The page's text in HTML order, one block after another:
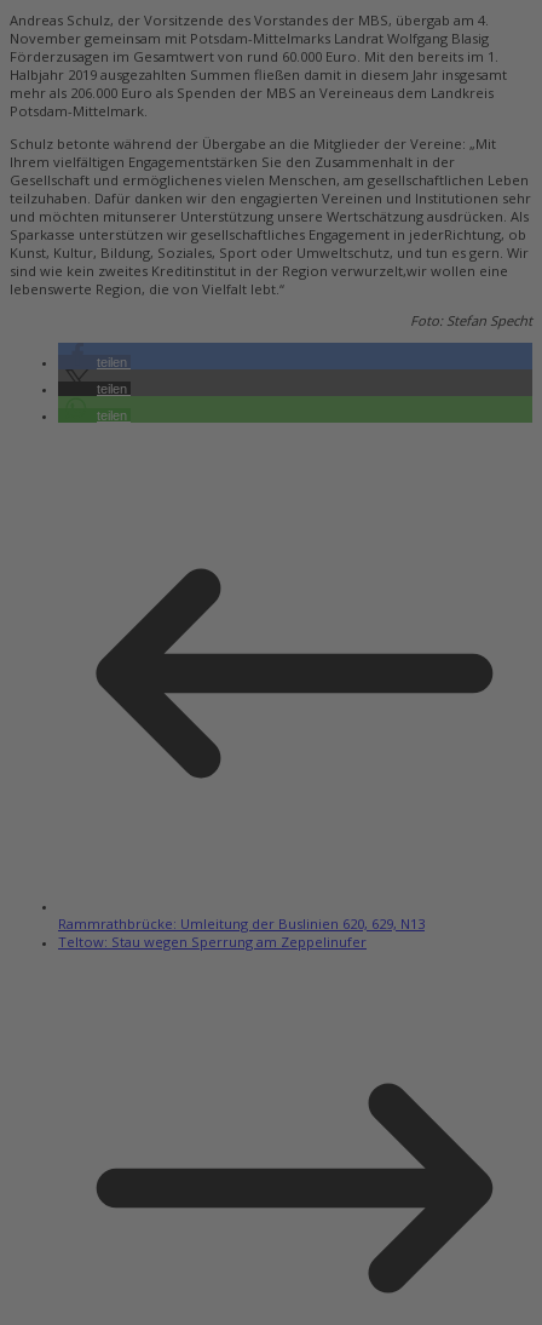
Andreas Schulz, der Vorsitzende des Vorstandes der MBS, übergab am 4.
November gemeinsam mit Potsdam-Mittelmarks Landrat Wolfgang Blasig
Förderzusagen im Gesamtwert von rund 60.000 Euro. Mit den bereits im 1.
Halbjahr 2019 ausgezahlten Summen fließen damit in diesem Jahr insgesamt
mehr als 206.000 Euro als Spenden der MBS an Vereineaus dem Landkreis
Potsdam-Mittelmark.
Schulz betonte während der Übergabe an die Mitglieder der Vereine: „Mit
Ihrem vielfältigen Engagementstärken Sie den Zusammenhalt in der
Gesellschaft und ermöglichenes vielen Menschen, am gesellschaftlichen Leben
teilzuhaben. Dafür danken wir den engagierten Vereinen und Institutionen sehr
und möchten mitunserer Unterstützung unsere Wertschätzung ausdrücken. Als
Sparkasse unterstützen wir gesellschaftliches Engagement in jederRichtung, ob
Kunst, Kultur, Bildung, Soziales, Sport oder Umweltschutz, und tun es gern. Wir
sind wie kein zweites Kreditinstitut in der Region verwurzelt,wir wollen eine
lebenswerte Region, die von Vielfalt lebt.“
Foto: Stefan Specht
teilen
teilen
teilen
Rammrathbrücke: Umleitung der Buslinien 620, 629, N13
Teltow: Stau wegen Sperrung am Zeppelinufer